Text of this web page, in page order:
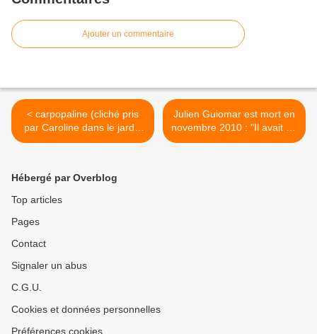
Ajouter un commentaire
< carpopaline (cliché pris
par Caroline dans le jardin
japonais Albert-Kahn,10-14,
Julien Guiomar est mort en
novembre 2010 : "Il avait un
nom qui rimait avec
Hébergé par Overblog
Top articles
Pages
Contact
Signaler un abus
C.G.U.
Cookies et données personnelles
Préférences cookies